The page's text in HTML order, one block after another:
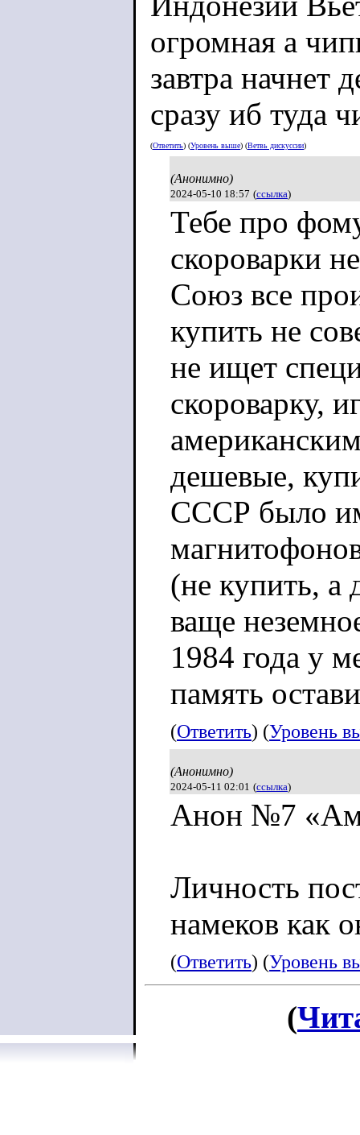
огромная а
завтра начнет
сразу иб туда
(Ответить) (Уровень выше) (Ветвь дискуссии)
(Анонимно)
2024-05-10 18:57 (ссылка)
Тебе про
скороварки
Союз все
купить не
не ищет
скороварку,
дешевые,
СССР было
(не купить, а
ваще
1984 года у
память
(Ответить) (Уровень
(Анонимно)
2024-05-11 02:01 (ссылка)
Анон №7
Личность
намеков как
(Ответить) (Уровень
(